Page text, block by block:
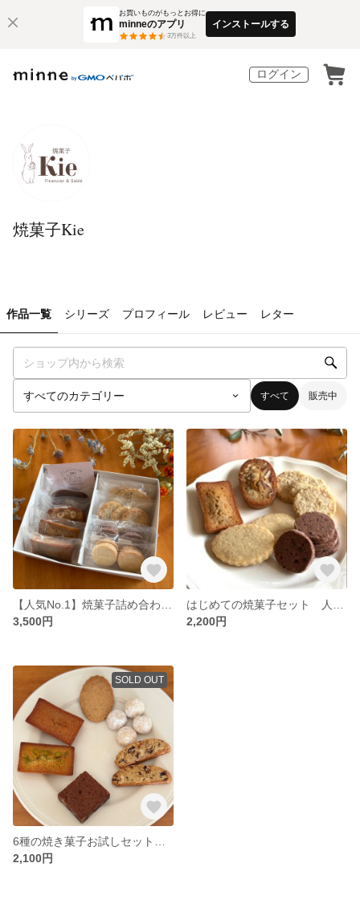
お買いものがもっとお得に
minneのアプリ
3万件以上
インストールする
ログイン
焼菓子Kie
作品一覧 シリーズ プロフィール レビュー レター
すべて 販売中
3,500円
2,200円
SOLD OUT
2,100円